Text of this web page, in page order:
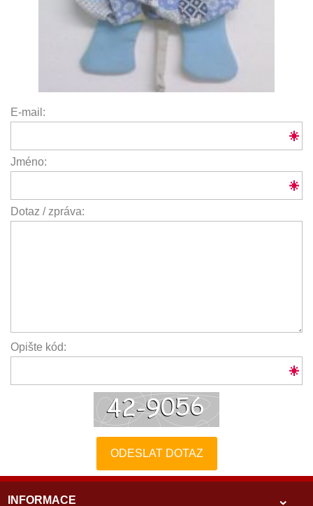
E-mail:
Jméno:
Dotaz / zpráva:
Opište kód:
ODESLAT DOTAZ
INFORMACE